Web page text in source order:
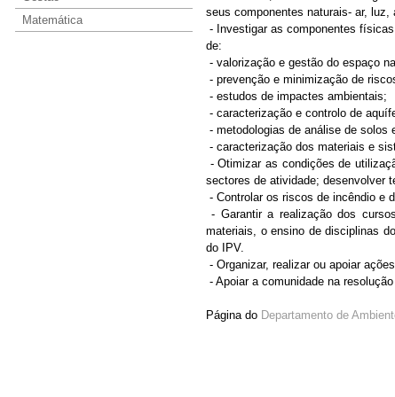
Matemática
seus componentes naturais- ar,
- Investigar as componentes
de:
- valorização e gestão do espaço
- prevenção e minimização de
- estudos de impactes ambientais;
- caracterização e controlo de
- metodologias de análise de solos
- caracterização dos materiais e
- Otimizar as condições de
sectores de atividade; desenvolver
- Controlar os riscos de incêndio e
- Garantir a realização dos
materiais, o ensino de disciplinas
do IPV.
- Organizar, realizar ou apoiar
- Apoiar a comunidade na
Página do Departamento de